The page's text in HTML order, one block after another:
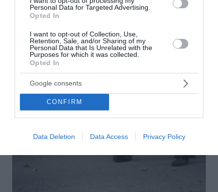
Personal Data for Targeted Advertising.
Opted In
I want to opt-out of Collection, Use,
Retention, Sale, and/or Sharing of my
Personal Data that Is Unrelated with the
Purposes for which it was collected.
Opted In
Google consents
CONFIRM
Data Deletion Data Access Privacy Policy
Γεγονότα 1173: Πίζα, Ιταλία. Αρχίζει να χτίζεται το
παίρνει κλίση. Είναι ο γνωστός «κεκλιμένος πύργος» της
Πίζας. 1823: Ελ...
09 Αυγούστου 2026